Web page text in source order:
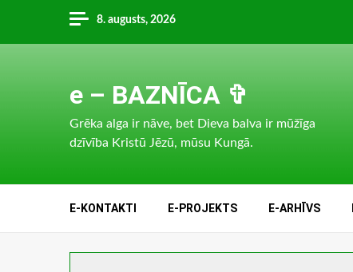
content
8. augusts, 2026
e – BAZNĪCA ✞
Grēka alga ir nāve, bet Dieva balva ir mūžīga
dzīvība Kristū Jēzū, mūsu Kungā.
E-KONTAKTI E-PROJEKTS E-ARHĪVS